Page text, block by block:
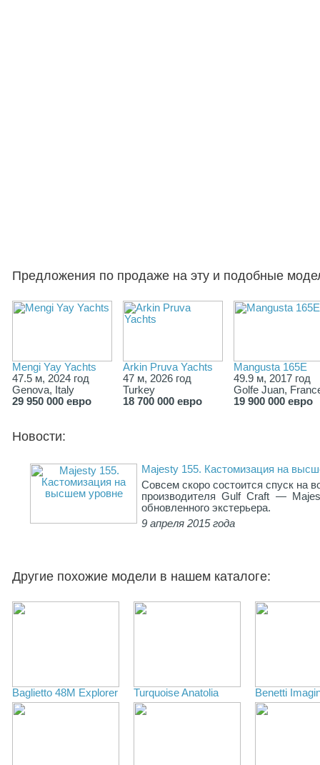
Предложения по продаже на эту и подобные
Mengi Yay Yachts
47.5 м, 2024 год
Genova, Italy
29 950 000 евро
Arkin Pruva Yachts
47 м, 2026 год
Turkey
18 700 000 евро
Mangusta 165E
49.9 м, 2017 год
Golfe Juan,
19 900 000 евро
Новости:
Majesty 155. Кастомизация на
Совсем скоро состоится спуск на
производителя Gulf Craft —
обновленного экстерьера.
9 апреля 2015 года
Другие похожие модели в нашем каталоге:
Baglietto 48M Explorer Turquoise Anatolia Benetti